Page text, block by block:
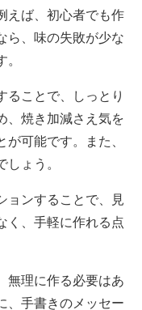
えば、初心者でも作
ら、味の失敗が少な
。
ることで、しっとり
、焼き加減さえ気を
可能です。また、
しょう。
ョンすることで、見
く、手軽に作れる点
無理に作る必要はあ
、手書きのメッセー